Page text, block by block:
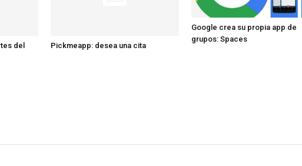
del
Pickmeapp: desea una cita
Google crea su propia app de
grupos: Spaces